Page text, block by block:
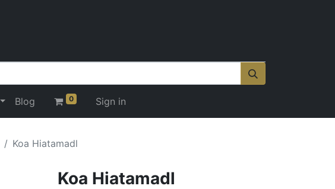
Blog 0 Sign in
Koa Hiatamadl
Koa Hiatamadl